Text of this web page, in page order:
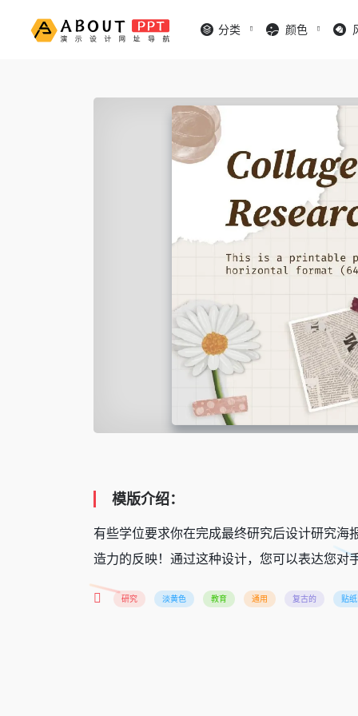
分类 颜色
模版介绍：
有些学位要求你在完成最终研究后设计研究海
造力的反映！通过这种设计，您可以表达您对
研究 淡黄色 教育 通用 复古的 贴纸